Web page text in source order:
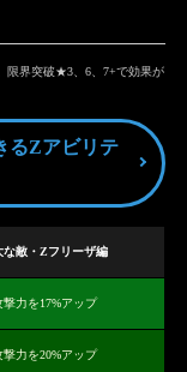
限界突破★3、6、7+で効果が
るZアビリテ
な敵・Zフリーザ編
力を17%アップ
力を20%アップ